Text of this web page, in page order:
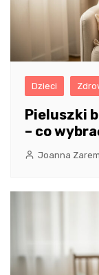
Dzieci
Pieluszki
– co
Joanna